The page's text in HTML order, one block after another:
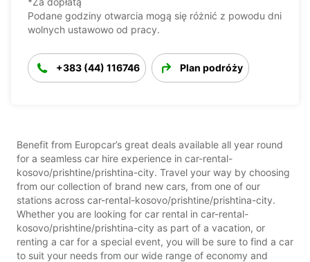
Podane godziny otwarcia mogą się różnić z powodu dni
wolnych ustawowo od pracy.
+383 (44) 116746 Plan podróży
Benefit from Europcar’s great deals available all year round
for a seamless car hire experience in car-rental-
kosovo/prishtine/prishtina-city. Travel your way by choosing
from our collection of brand new cars, from one of our
stations across car-rental-kosovo/prishtine/prishtina-city.
Whether you are looking for car rental in car-rental-
kosovo/prishtine/prishtina-city as part of a vacation, or
renting a car for a special event, you will be sure to find a car
to suit your needs from our wide range of economy and